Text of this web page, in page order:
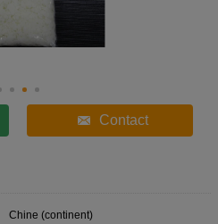
Contact
Chine (continent)